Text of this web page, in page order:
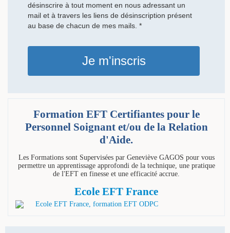
désinscrire à tout moment en nous adressant un
mail et à travers les liens de désinscription présent
au base de chacun de mes mails. *
Je m'inscris
Formation EFT Certifiantes pour le
Personnel Soignant et/ou de la Relation
d'Aide.
Les Formations sont Supervisées par Geneviève GAGOS pour vous
permettre un apprentissage approfondi de la technique, une pratique
de l'EFT en finesse et une efficacité accrue.
Ecole EFT France